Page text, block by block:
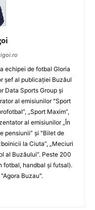
echipei de fotbal Gloria
şef al publicaţiei Buzăul
Data Sports Group şi
al emisiunilor "Sport
„Sport Maxim”,
al emisiunilor „În
pensiunii” şi "Bilet de
la Ciuta”, „Meciuri
al Buzăului”. Peste 200
fotbal, handbal şi futsal).
Buzau".